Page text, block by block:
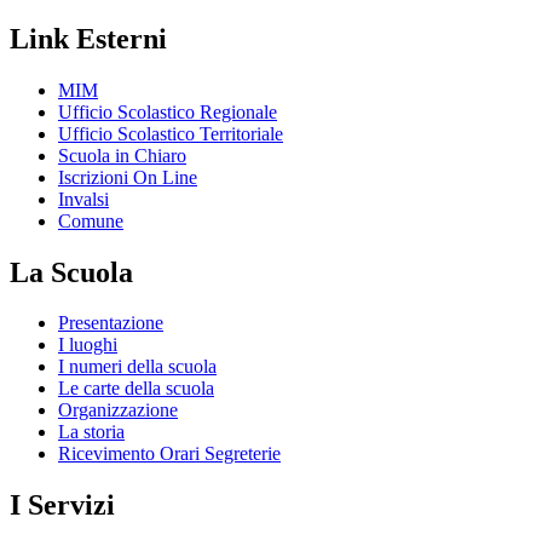
Link Esterni
MIM
Ufficio Scolastico Regionale
Ufficio Scolastico Territoriale
Scuola in Chiaro
Iscrizioni On Line
Invalsi
Comune
La Scuola
Presentazione
I luoghi
I numeri della scuola
Le carte della scuola
Organizzazione
La storia
Ricevimento Orari Segreterie
I Servizi